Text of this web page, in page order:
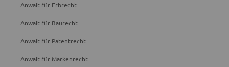
Anwalt für Erbrecht
Anwalt für Baurecht
Anwalt für Patentrecht
Anwalt für Markenrecht